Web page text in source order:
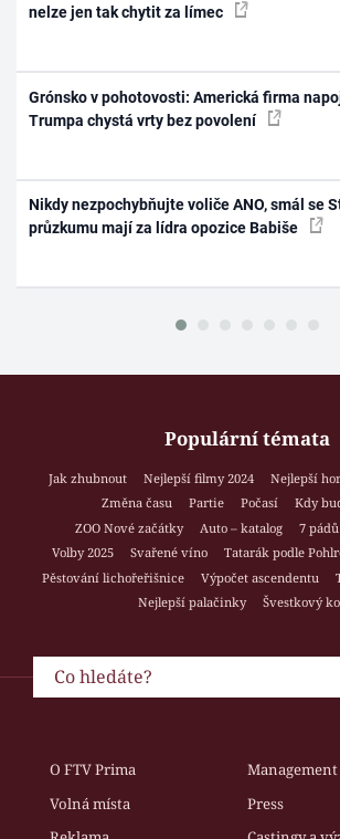
nelze jen tak chytit za límec
Grónsko v pohotovosti: Americká firma
Trumpa chystá vrty bez povolení
Nikdy nezpochybňujte voliče ANO, smál se
průzkumu mají za lídra opozice Babiše
Populární témata
Jak zhubnout Nejlepší filmy 2024 Nejlepší
Změna času
Partie Počasí
Kdy
ZOO Nové začátky
Auto – katalog
7
Volby 2025
Svařené víno Tatarák podle
Pěstování lichořeřišnice
Výpočet ascendentu
Nejlepší palačinky
Švestkový
O FTV Prima
Management
Volná místa
Press